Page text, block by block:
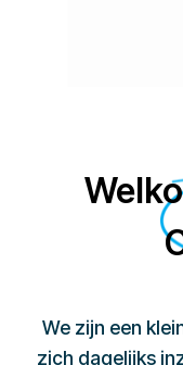
We zijn een
zich dagelijks